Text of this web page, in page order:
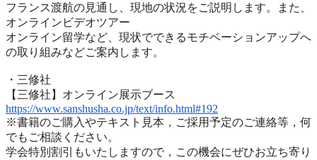
フランス渡航の見通し、現地の状況をご説明します。また、
オンラインビデオツアー
オンライン留学など、 現状でできるモチベーションアップへ
の取り組みなどご案内します。
・三修社
【三修社】オンライン展示ブース
https://www.sanshusha.co.jp/text/info.html#192
※書籍のご購入やテキスト見本，ご採用予定のご連絡等， 何
でもご相談ください。
学会特別割引もいたしますので， この機会にぜひお立ち寄り